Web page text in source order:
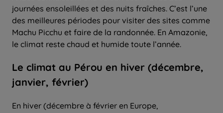
journées ensoleillées et des nuits fraîches. C’est l’une
des meilleures périodes pour visiter des sites comme
Machu Picchu et faire de la randonnée. En Amazonie,
le climat reste chaud et humide toute l’année.
Le climat au Pérou en hiver (décembre,
janvier, février)
En hiver (décembre à février en Europe,